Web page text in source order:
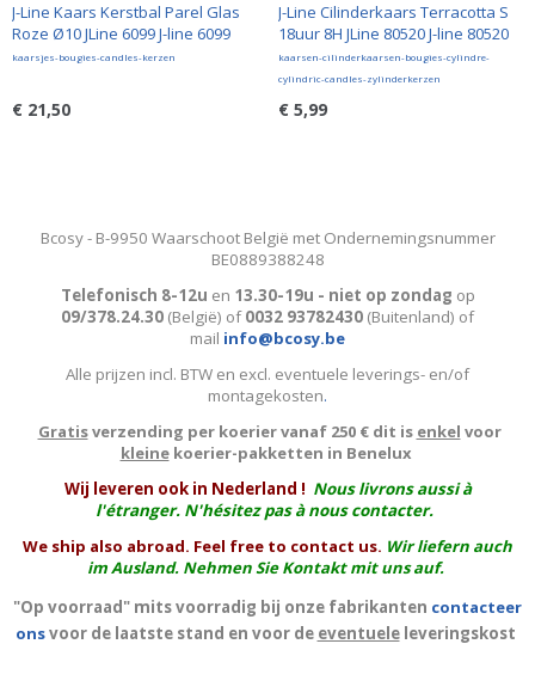
J-Line Kaars Kerstbal Parel Glas
Roze Ø10 JLine 6099 J-line 6099
kaarsjes-bougies-candles-kerzen
€ 21,50
J-Line Cilinderkaars Terracotta S
18uur 8H JLine 80520 J-line 80520
kaarsen-cilinderkaarsen-bougies-cylindre-
cylindric-candles-zylinderkerzen
€ 5,99
Bcosy - B-9950 Waarschoot België met Ondernemingsnummer
BE0889388248
Telefonisch 8-12u en 13.30-19u - niet op zondag op
09/378.24.30 (België) of0032 93782430 (Buitenland) of
mail info@bcosy.be
Alle prijzen incl. BTW en excl. eventuele leverings- en/of
montagekosten.
Gratisverzending per koerier vanaf 250 € dit is enkel voor
kleinekoerier-pakketten in Benelux
Wij leveren ook in Nederland ! Nous livrons aussi à
l'étranger. N'hésitez pas à nous contacter.
We ship also abroad. Feel free to contact us. Wir liefern auch
im Ausland. Nehmen Sie Kontakt mit uns auf.
"Op voorraad" mits voorradig bij onze fabrikanten contacteer
onsvoor de laatste stand en voor de eventueleleveringskost